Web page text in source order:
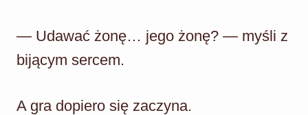
— Udawać żonę… jego żonę? — myśli z
bijącym sercem.
A gra dopiero się zaczyna.